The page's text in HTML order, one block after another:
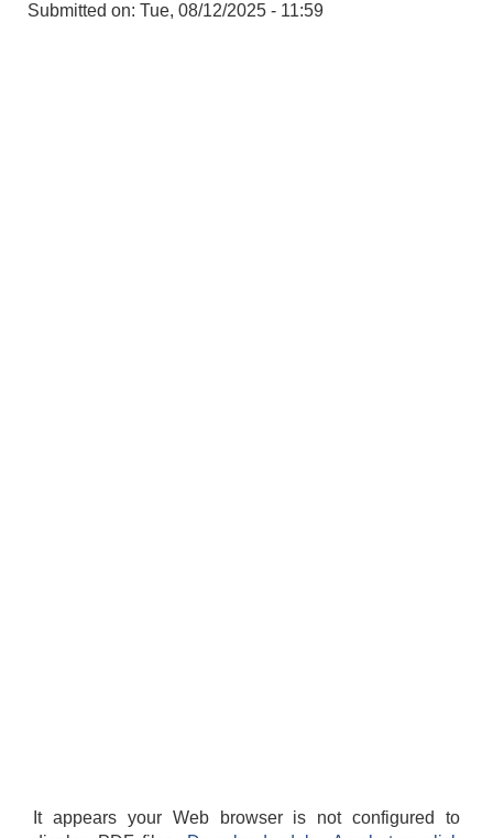
Submitted on: Tue, 08/12/2025 - 11:59
It appears your Web browser is not configured to